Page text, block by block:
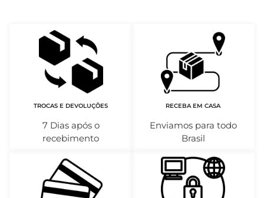
TROCAS E DEVOLUÇÕES
7 Dias após o
recebimento
RECEBA EM CASA
Enviamos para todo
Brasil